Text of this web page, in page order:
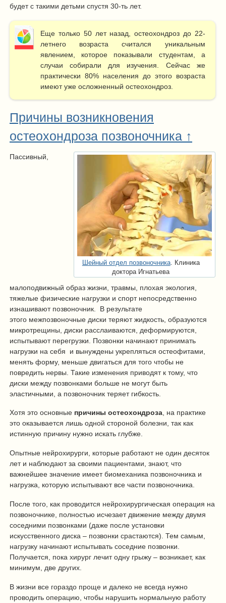
будет с такими детьми спустя 30-ть лет.
Еще только 50 лет назад, остеохондроз до 22-
летнего возраста считался уникальным
явлением, которое показывали студентам, а
случаи собирали для изучения. Сейчас же
практически 80% населения до этого возраста
имеют уже осложненный остеохондроз.
Причины возникновения
остеохондроза позвоночника ↑
Шейный отдел позвоночника. Клиника
доктора Игнатьева
Пассивный,
малоподвижный образ жизни, травмы, плохая экология,
тяжелые физические нагрузки и спорт непосредственно
изнашивают позвоночник. В результате
этого межпозвоночные диски теряют жидкость, образуются
микротрещины, диски расслаиваются, деформируются,
испытывают перегрузки. Позвонки начинают принимать
нагрузки на себя и вынуждены укрепляться остеофитами,
менять форму, меньше двигаться для того чтобы не
повредить нервы. Такие изменения приводят к тому, что
диски между позвонками больше не могут быть
эластичными, а позвоночник теряет гибкость.
Хотя это основные причины остеохондроза, на практике
это оказывается лишь одной стороной болезни, так как
истинную причину нужно искать глубже.
Опытные нейрохирурги, которые работают не один десяток
лет и наблюдают за своими пациентами, знают, что
важнейшее значение имеет биомеханика позвоночника и
нагрузка, которую испытывают все части позвоночника.
После того, как проводится нейрохирургическая операция на
позвоночнике, полностью исчезает движение между двумя
соседними позвонками (даже после установки
искусственного диска – позвонки срастаются). Тем самым,
нагрузку начинают испытывать соседние позвонки.
Получается, пока хирург лечит одну грыжу – возникает, как
минимум, две других.
В жизни все гораздо проще и далеко не всегда нужно
проводить операцию, чтобы нарушить нормальную работу